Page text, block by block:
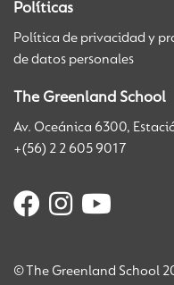
Políticas
Política de privacidad y
de datos personales
The Greenland School
Av. Oceánica 6300,
+(56) 2 2 605 9017
© The Greenland School